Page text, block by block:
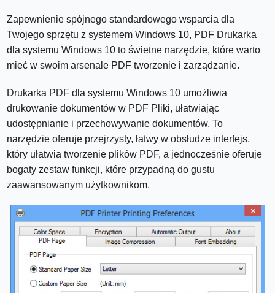
Zapewnienie spójnego standardowego wsparcia dla
Twojego sprzętu z systemem Windows 10, PDF Drukarka
dla systemu Windows 10 to świetne narzędzie, które warto
mieć w swoim arsenale PDF tworzenie i zarządzanie.
Drukarka PDF dla systemu Windows 10 umożliwia
drukowanie dokumentów w PDF Pliki, ułatwiając
udostępnianie i przechowywanie dokumentów. To
narzędzie oferuje przejrzysty, łatwy w obsłudze interfejs,
który ułatwia tworzenie plików PDF, a jednocześnie oferuje
bogaty zestaw funkcji, które przypadną do gustu
zaawansowanym użytkownikom.